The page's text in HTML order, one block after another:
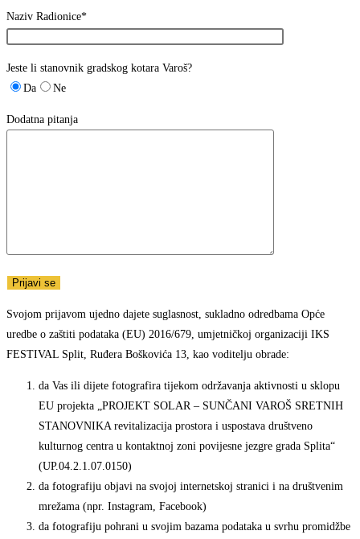
Naziv Radionice*
Jeste li stanovnik gradskog kotara Varoš?
Da
Ne
Dodatna pitanja
Svojom prijavom ujedno dajete suglasnost, sukladno odredbama Opće
uredbe o zaštiti podataka (EU) 2016/679, umjetničkoj organizaciji IKS
FESTIVAL Split, Ruđera Boškovića 13, kao voditelju obrade:
da Vas ili dijete fotografira tijekom održavanja aktivnosti u sklopu
EU projekta „PROJEKT SOLAR – SUNČANI VAROŠ SRETNIH
STANOVNIKA revitalizacija prostora i uspostava društveno
kulturnog centra u kontaktnoj zoni povijesne jezgre grada Splita“
(UP.04.2.1.07.0150)
da fotografiju objavi na svojoj internetskoj stranici i na društvenim
mrežama (npr. Instagram, Facebook)
da fotografiju pohrani u svojim bazama podataka u svrhu promidžbe